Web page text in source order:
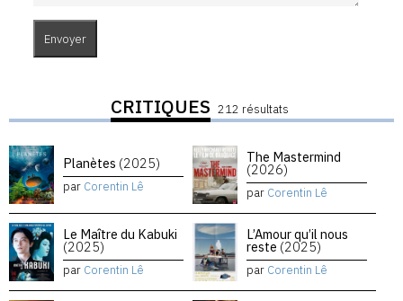
CRITIQUES 212 résultats
Planètes (2025)
par Corentin Lê
The Mastermind
(2026)
par Corentin Lê
Le Maître du Kabuki
(2025)
par Corentin Lê
L’Amour qu’il nous
reste (2025)
par Corentin Lê